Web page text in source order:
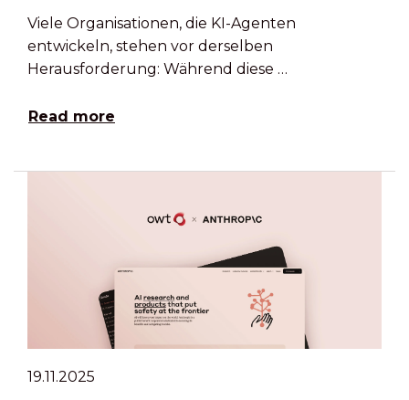
Viele Organisationen, die KI-Agenten
entwickeln, stehen vor derselben
Herausforderung: Während diese …
Read more
19.11.2025